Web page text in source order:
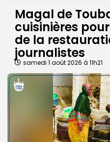
Magal de
cuisinières
de la
journalistes
samedi 1 août 2026 à 11h21